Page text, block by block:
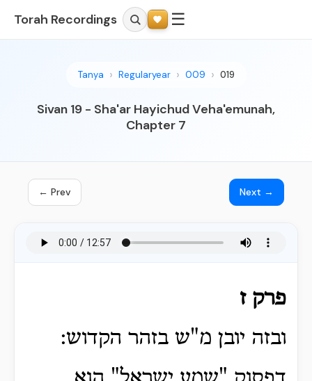
Torah Recordings ☰
Tanya Regularyear 009 019
Sivan 19 - Sha'ar Hayichud Veha'emunah,
Chapter 7
← Prev Next →
פרק ז
ובזה יובן מ"ש בזהר הקדוש: